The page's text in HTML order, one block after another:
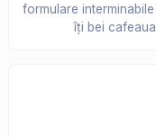
formulare
îți bei